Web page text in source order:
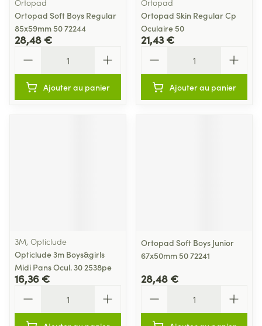
Ortopad
Ortopad Soft Boys Regular
85x59mm 50 72244
28,48 €
Ajouter au panier
Ortopad
Ortopad Skin Regular Cp
Oculaire 50
21,43 €
Ajouter au panier
3M, Opticlude
Opticlude 3m Boys&girls
Midi Pans Ocul. 30 2538pe
16,36 €
Ortopad Soft Boys Junior
67x50mm 50 72241
28,48 €